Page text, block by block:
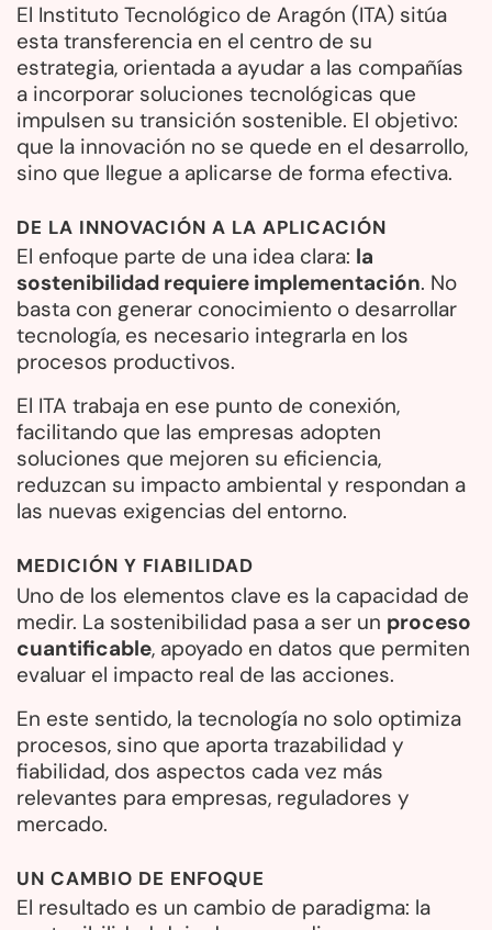
El Instituto Tecnológico de Aragón (ITA) sitúa
esta transferencia en el centro de su
estrategia, orientada a ayudar a las compañías
a incorporar soluciones tecnológicas que
impulsen su transición sostenible. El objetivo:
que la innovación no se quede en el desarrollo,
sino que llegue a aplicarse de forma efectiva.
DE LA INNOVACIÓN A LA APLICACIÓN
El enfoque parte de una idea clara: la
sostenibilidad requiere implementación. No
basta con generar conocimiento o desarrollar
tecnología, es necesario integrarla en los
procesos productivos.
El ITA trabaja en ese punto de conexión,
facilitando que las empresas adopten
soluciones que mejoren su eficiencia,
reduzcan su impacto ambiental y respondan a
las nuevas exigencias del entorno.
MEDICIÓN Y FIABILIDAD
Uno de los elementos clave es la capacidad de
medir. La sostenibilidad pasa a ser un proceso
cuantificable, apoyado en datos que permiten
evaluar el impacto real de las acciones.
En este sentido, la tecnología no solo optimiza
procesos, sino que aporta trazabilidad y
fiabilidad, dos aspectos cada vez más
relevantes para empresas, reguladores y
mercado.
UN CAMBIO DE ENFOQUE
El resultado es un cambio de paradigma: la